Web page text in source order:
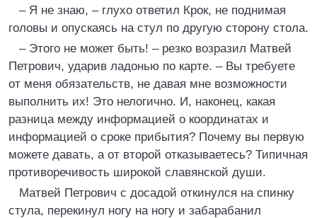
– Я не знаю, – глухо ответил Крок, не поднимая
головы и опускаясь на стул по другую сторону стола.
– Этого не может быть! – резко возразил Матвей
Петрович, ударив ладонью по карте. – Вы требуете
от меня обязательств, не давая мне возможности
выполнить их! Это нелогично. И, наконец, какая
разница между информацией о координатах и
информацией о сроке прибытия? Почему вы первую
можете давать, а от второй отказываетесь? Типичная
противоречивость широкой славянской души.
Матвей Петрович с досадой откинулся на спинку
стула, перекинул ногу на ногу и забарабанил